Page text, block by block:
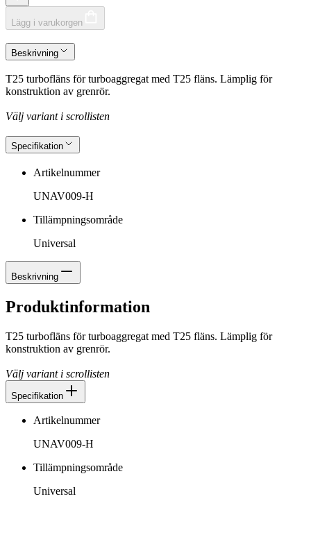
Lägg i varukorgen
Beskrivning
T25 turbofläns för turboaggregat med T25 fläns. Lämplig för
konstruktion av grenrör.
Välj variant i scrollisten
Specifikation
Artikelnummer
UNAV009-H
Tillämpningsområde
Universal
Beskrivning
Produktinformation
T25 turbofläns för turboaggregat med T25 fläns. Lämplig för
konstruktion av grenrör.
Välj variant i scrollisten
Specifikation
Artikelnummer
UNAV009-H
Tillämpningsområde
Universal